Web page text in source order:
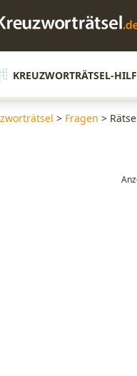
KREUZWORTRÄTSEL-
> Fragen >